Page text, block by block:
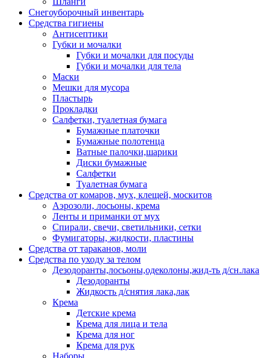
Снегоуборочный инвентарь
Средства гигиены
Антисептики
Губки и мочалки
Губки и мочалки для посуды
Губки и мочалки для тела
Маски
Мешки для мусора
Пластырь
Прокладки
Салфетки, туалетная бумага
Бумажные платочки
Бумажные полотенца
Ватные палочки,шарики
Диски бумажные
Салфетки
Туалетная бумага
Средства от комаров, мух, клещей, москитов
Аэрозоли, лосьоны, крема
Ленты и приманки от мух
Спирали, свечи, светильники, сетки
Фумигаторы, жидкости, пластины
Средства от тараканов, моли
Средства по уходу за телом
Дезодоранты,лосьоны,одеколоны,жид-ть д/сн.лака
Дезодоранты
Жидкость д/снятия лака,лак
Крема
Детские крема
Крема для лица и тела
Крема для ног
Крема для рук